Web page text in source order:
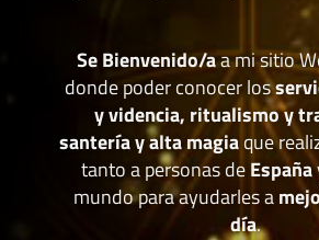
Se Bienvenido/aa mi sitio
donde poder conocer los
y videncia, ritualismo y
santería y alta magiaque
tanto a personas deEspaña
mundo para ayudarles a
día.